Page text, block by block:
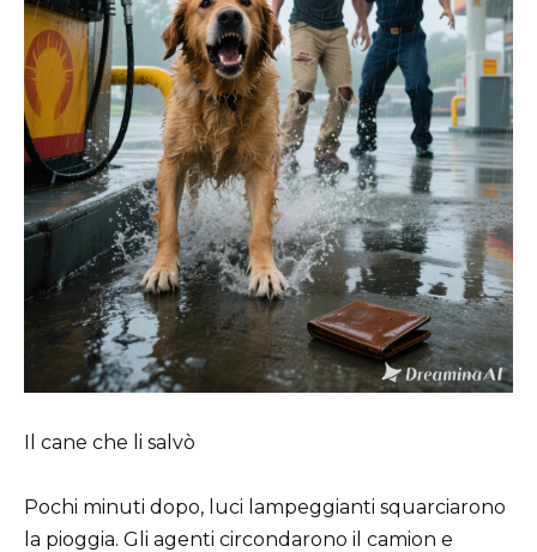
Il cane che li salvò
Pochi minuti dopo, luci lampeggianti squarciarono
la pioggia. Gli agenti circondarono il camion e